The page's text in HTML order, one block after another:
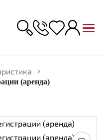
(аренда)